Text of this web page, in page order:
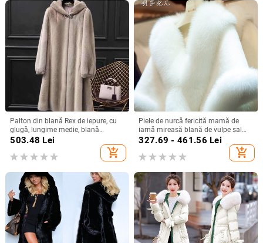
Palton din blană Rex de iepure, cu
glugă, lungime medie, blană
groasă, mărime mare, pentru
503.48 Lei
add_shopping_cart
Piele de nurcă fericită mamă de
iarnă mireasă blană de vulpe șal
rochie de mireasă pelerină rochie
cheongsam blană pelerină haine
albe pentru femei
327.69 - 461.56 Lei
add_shopping_cart